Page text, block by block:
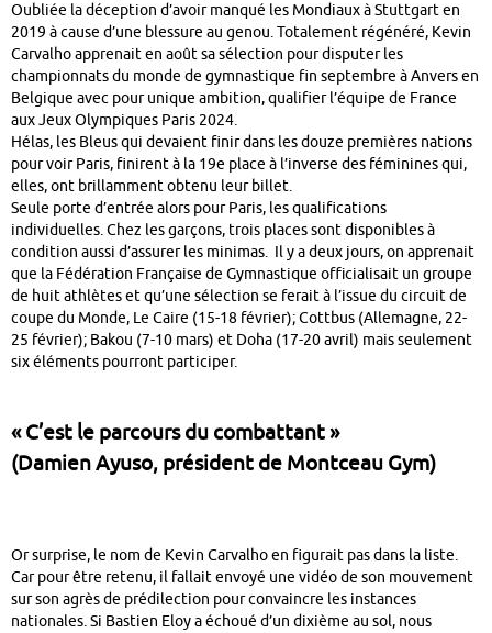
Oubliée la déception d’avoir manqué les Mondiaux à Stuttgart en
2019 à cause d’une blessure au genou. Totalement régénéré, Kevin
Carvalho apprenait en août sa sélection pour disputer les
championnats du monde de gymnastique fin septembre à Anvers en
Belgique avec pour unique ambition, qualifier l’équipe de France
aux Jeux Olympiques Paris 2024.
Hélas, les Bleus qui devaient finir dans les douze premières nations
pour voir Paris, finirent à la 19e place à l’inverse des féminines qui,
elles, ont brillamment obtenu leur billet.
Seule porte d’entrée alors pour Paris, les qualifications
individuelles. Chez les garçons, trois places sont disponibles à
condition aussi d’assurer les minimas. Il y a deux jours, on apprenait
que la Fédération Française de Gymnastique officialisait un groupe
de huit athlètes et qu’une sélection se ferait à l’issue du circuit de
coupe du Monde, Le Caire (15-18 février); Cottbus (Allemagne, 22-
25 février); Bakou (7-10 mars) et Doha (17-20 avril) mais seulement
six éléments pourront participer.
« C’est le parcours du combattant »
(Damien Ayuso, président de Montceau Gym)
Or surprise, le nom de Kevin Carvalho en figurait pas dans la liste.
Car pour être retenu, il fallait envoyé une vidéo de son mouvement
sur son agrès de prédilection pour convaincre les instances
nationales. Si Bastien Eloy a échoué d’un dixième au sol, nous